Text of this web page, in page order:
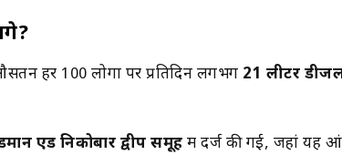
हर 100 लोगों पर प्रतिदिन लगभग 21 लीटर
एंड निकोबार द्वीप समूह में दर्ज की गई, जहां यह